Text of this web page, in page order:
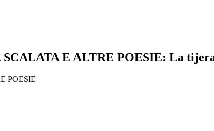
E ALTRE POESIE: La
POESIE